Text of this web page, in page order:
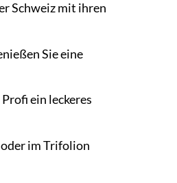
Schweiz mit ihren
Sie eine
ein leckeres
oder im Trifolion